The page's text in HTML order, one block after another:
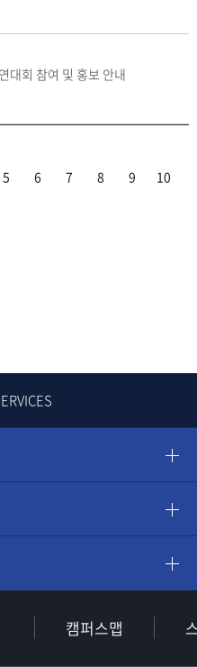
대회 참여 및 홍보 안내
5 6 7 8 9 10
캠퍼스맵